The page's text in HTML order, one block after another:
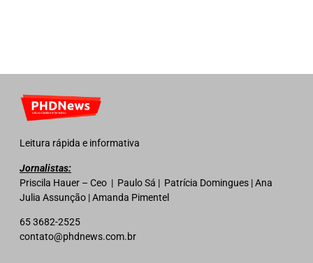
Leitura rápida e informativa
Jornalistas:
Priscila Hauer – Ceo | Paulo Sá | Patrícia Domingues | Ana
Julia Assunção | Amanda Pimentel
65 3682-2525
contato@phdnews.com.br